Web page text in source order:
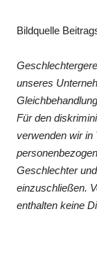
Bildquelle
unseres
Für den
verwenden wir in
Geschlechter
einzuschließen.
enthalten keine